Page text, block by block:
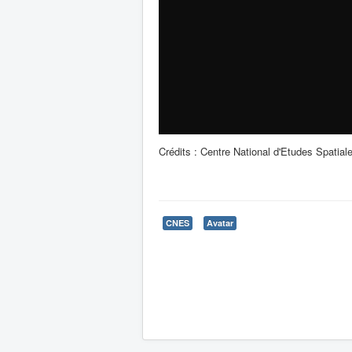
Crédits : Centre National d'Etudes
CNES Avatar